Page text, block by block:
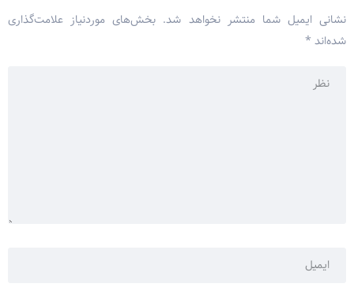
نشانی ایمیل شما منتشر نخواهد شد. بخش‌های موردنیاز علامت‌گذاری
شده‌اند *